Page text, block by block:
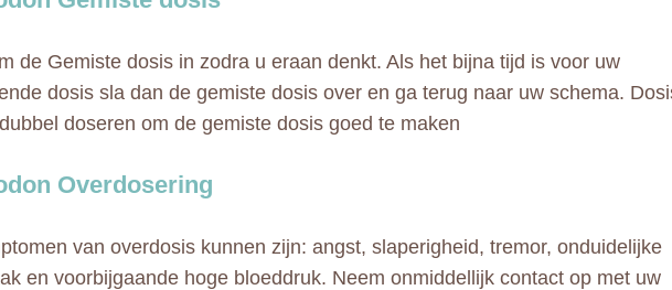
de Gemiste dosis in zodra u eraan denkt. Als het bijna tijd is voor uw
dosis sla dan de gemiste dosis over en ga terug naar uw schema.
doseren om de gemiste dosis goed te maken
Overdosering
van overdosis kunnen zijn: angst, slaperigheid, tremor, onduidelijke
en voorbijgaande hoge bloeddruk. Neem onmiddellijk contact op met uw